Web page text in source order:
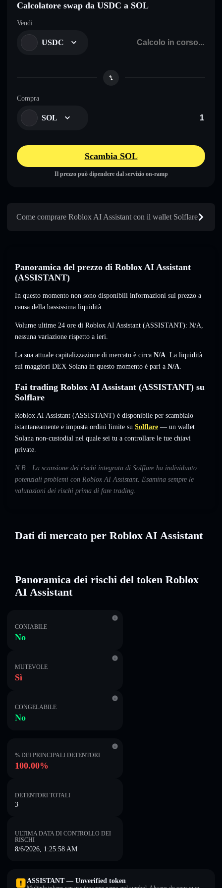
Calcolatore swap da USDC a SOL
Vendi
USDC
Compra
SOL
Scambia SOL
Il prezzo può dipendere dal servizio on-ramp
Come comprare Roblox AI Assistant con il wallet Solflare
Panoramica del prezzo di Roblox AI Assistant
(ASSISTANT)
In questo momento non sono disponibili informazioni sul prezzo a
causa della bassissima liquidità.
Volume ultime 24 ore di Roblox AI Assistant (ASSISTANT): N/A,
nessuna variazione rispetto a ieri.
La sua attuale capitalizzazione di mercato è circa N/A. La liquidità
sui maggiori DEX Solana in questo momento è pari a N/A.
Fai trading Roblox AI Assistant (ASSISTANT) su
Solflare
Roblox AI Assistant (ASSISTANT) è disponibile per scambialo
istantaneamente e imposta ordini limite su Solflare — un wallet
Solana non-custodial nel quale sei tu a controllare le tue chiavi
private.
N.B.: La scansione dei rischi integrata di Solflare ha individuato
potenziali problemi con Roblox AI Assistant. Esamina sempre le
valutazioni dei rischi prima di fare trading.
Dati di mercato per Roblox AI Assistant
Panoramica dei rischi del token Roblox
AI Assistant
CONIABILE
No
MUTEVOLE
Sì
CONGELABILE
No
% DEI PRINCIPALI DETENTORI
100.00%
DETENTORI TOTALI
3
ULTIMA DATA DI CONTROLLO DEI
RISCHI
8/6/2026, 1:25:58 AM
ASSISTANT — Unverified token